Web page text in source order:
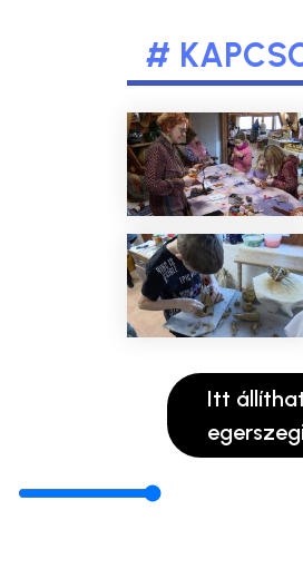
#
Itt